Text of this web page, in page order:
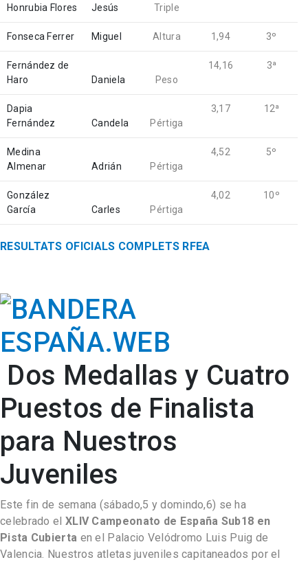
Honrubia Flores
Jesús
Triple
Fonseca Ferrer Miguel Altura 1,94 3º
Fernández de
Haro
Daniela Peso
14,16 3ª
Dapia
Fernández
Candela Pértiga
3,17 12ª
Medina
Almenar
Adrián Pértiga
4,52 5º
González
García
Carles Pértiga
4,02 10º
RESULTATS OFICIALS COMPLETS RFEA
Dos Medallas y Cuatro
Puestos de Finalista
para Nuestros
Juveniles
Este fin de semana (sábado,5 y domindo,6) se ha
celebrado el XLIV Campeonato de España Sub18 en
Pista Cubierta en el Palacio Velódromo Luis Puig de
Valencia. Nuestros atletas juveniles capitaneados por el